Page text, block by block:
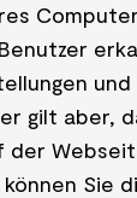
gilt aber,
der
Sie